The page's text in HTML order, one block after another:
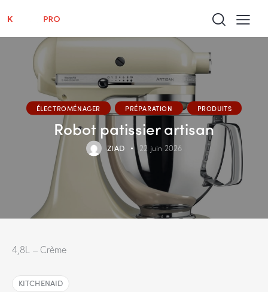
ÉLECTROMÉNAGER PRÉPARATION PRODUITS
Robot patissier artisan
ZIAD 22 juin 2026
4,8L – Crème
KITCHENAID